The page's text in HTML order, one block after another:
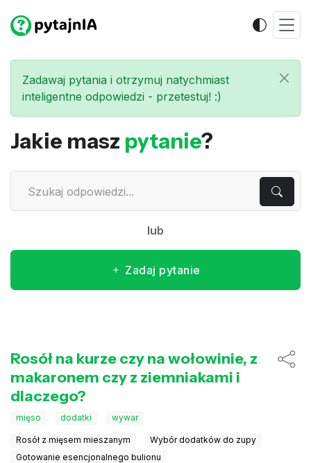
Zadawaj pytania i otrzymuj natychmiast
inteligentne odpowiedzi - przetestuj! :)
Jakie masz pytanie?
lub
Zadaj pytanie
Rosół na kurze czy na wołowinie, z
makaronem czy z ziemniakami i
dlaczego?
mięso dodatki wywar
Rosół z mięsem mieszanym
Wybór dodatków do zupy
Gotowanie esencjonalnego bulionu